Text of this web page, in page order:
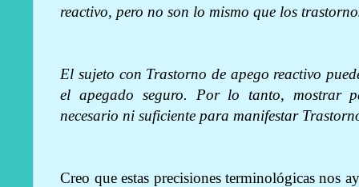
reactivo, pero no son lo mismo que los
El sujeto con Trastorno de apego reactivo
el apegado seguro. Por lo tanto, mostrar
necesario ni suficiente para manifestar
Creo que estas precisiones terminológicas nos